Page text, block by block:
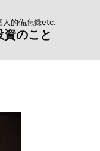
人的備忘録etc.
のこと